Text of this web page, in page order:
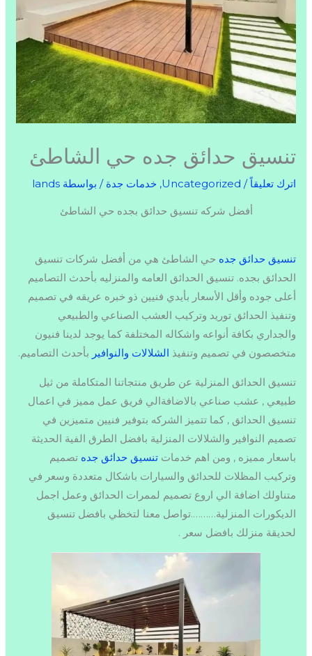
تنسيق حدائق جده حي الشاطئ
اترك تعليقاً /
Uncategorized
, خدمات جدة / بواسطة lands
أفضل شركه تنسيق حدائق بجده حي الشاطئ
تنسيق حدائق جده حي الشاطئ هي من أفضل شركات تنسيق
الحدائق بجده. تنسيق الحدائق العامه والمنزليه بأحدث التصاميم
أعلى جوده وأقل الأسعار بأيدي فنيين ذو خبره عريقه في تصميم
وتنفيذ الحدائق توريد وتركيب العشب الصناعي والطبيعي
والجداري بكافة أنواعه واشكاله المختلفة كما يوجد لدينا فنيون
متخصصون في تصميم وتنفيذ الشلالات والنوافير بأحدث التصاميم.
تنسيق الحدائق المنزلية عن طريق منتجاتنا المتكاملة من ثيل
طبيعي , عشب صناعي بالاضافةالي فريق عمل مميز في اعمال
تنسيق الحدائق , كما تتميز الشركه بتوفير فنيين متميزين في
تصميم النوافير والشلالات المنزلية بافضل الطرق الفية الحديثة
باسعار مميزه , ومن اهم خدماتتنسيق حدائق جده تصميم
وتركيب المظلات للحدائق والسيارات باشكال متعددة وسعر في
متناولك اضافة الي اروع تصميم لممرات الحدائق وعمل اجمل
الديكورات المنزلية……….تواصل معنا لتخظي بافضل تنسيق
لحديقة منزلك بافضل سعر .